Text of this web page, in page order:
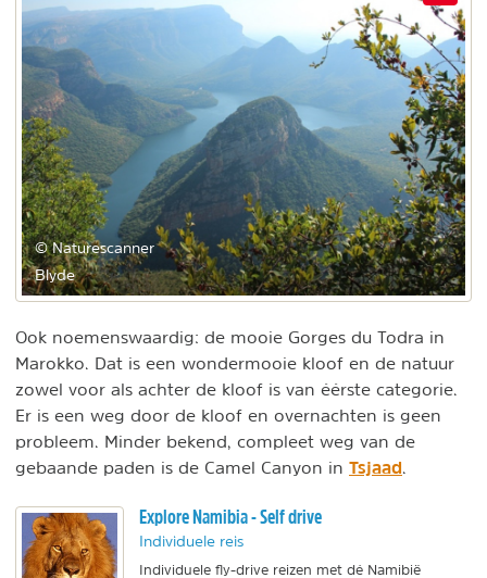
© Naturescanner
Blyde
Ook noemenswaardig: de mooie Gorges du Todra in
Marokko. Dat is een wondermooie kloof en de natuur
zowel voor als achter de kloof is van éérste categorie.
Er is een weg door de kloof en overnachten is geen
probleem. Minder bekend, compleet weg van de
gebaande paden is de Camel Canyon in Tsjaad
Explore Namibia - Self drive
Individuele reis
Individuele fly-drive reizen met dé Namibië